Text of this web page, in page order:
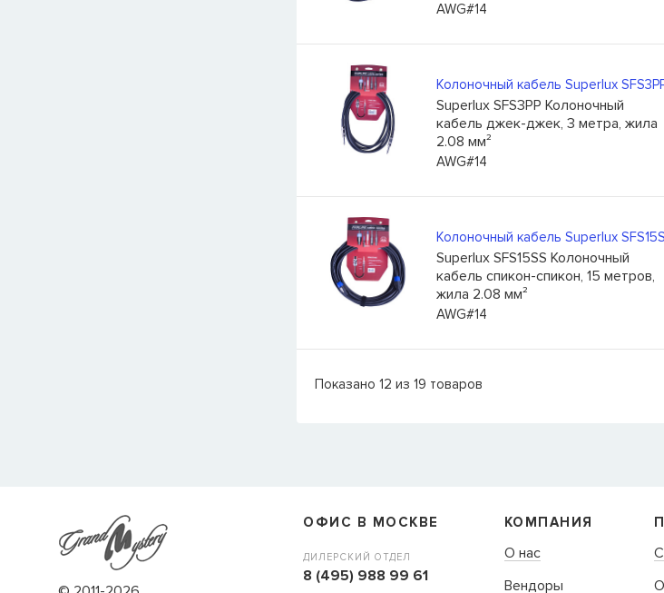
AWG#14
Колоночный кабель Superlux
Superlux SFS3PP Колоночный
кабель джек-джек, 3 метра, жила
2.08 мм²
AWG#14
Колоночный кабель Superlux
Superlux SFS15SS Колоночный
кабель спикон-спикон, 15 метров,
жила 2.08 мм²
AWG#14
Показано 12 из 19 товаров
ОФИС В МОСКВЕ
ДИЛЕРСКИЙ ОТДЕЛ
8 (495) 988 99 61
КОМПАНИЯ
О нас
Вендоры